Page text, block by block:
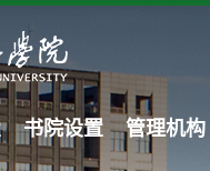
书院设置 管理机构